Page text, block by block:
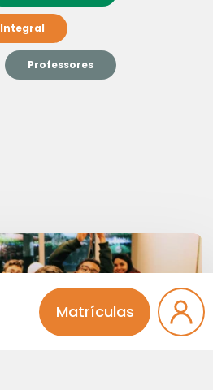
Matrículas
Integral
Professores